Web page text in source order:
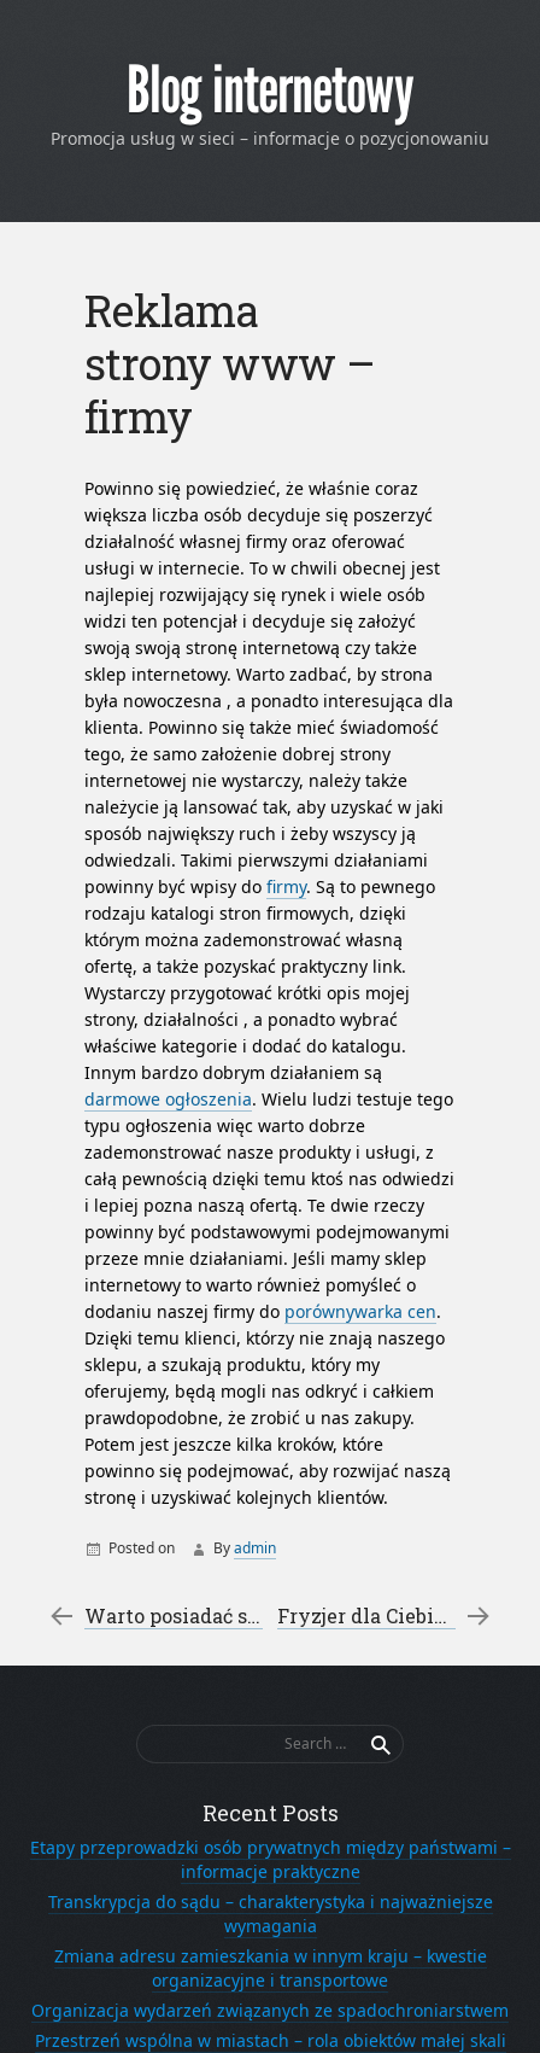
Blog internetowy
Promocja usług w sieci – informacje o pozycjonowaniu
Reklama
strony www –
firmy
Powinno się powiedzieć, że właśnie coraz
większa liczba osób decyduje się poszerzyć
działalność własnej firmy oraz oferować
usługi w internecie. To w chwili obecnej jest
najlepiej rozwijający się rynek i wiele osób
widzi ten potencjał i decyduje się założyć
swoją swoją stronę internetową czy także
sklep internetowy. Warto zadbać, by strona
była nowoczesna , a ponadto interesująca dla
klienta. Powinno się także mieć świadomość
tego, że samo założenie dobrej strony
internetowej nie wystarczy, należy także
należycie ją lansować tak, aby uzyskać w jaki
sposób największy ruch i żeby wszyscy ją
odwiedzali. Takimi pierwszymi działaniami
powinny być wpisy do firmy. Są to pewnego
rodzaju katalogi stron firmowych, dzięki
którym można zademonstrować własną
ofertę, a także pozyskać praktyczny link.
Wystarczy przygotować krótki opis mojej
strony, działalności , a ponadto wybrać
właściwe kategorie i dodać do katalogu.
Innym bardzo dobrym działaniem są
darmowe ogłoszenia. Wielu ludzi testuje tego
typu ogłoszenia więc warto dobrze
zademonstrować nasze produkty i usługi, z
całą pewnością dzięki temu ktoś nas odwiedzi
i lepiej pozna naszą ofertą. Te dwie rzeczy
powinny być podstawowymi podejmowanymi
przeze mnie działaniami. Jeśli mamy sklep
internetowy to warto również pomyśleć o
dodaniu naszej firmy do porównywarka cen.
Dzięki temu klienci, którzy nie znają naszego
sklepu, a szukają produktu, który my
oferujemy, będą mogli nas odkryć i całkiem
prawdopodobne, że zrobić u nas zakupy.
Potem jest jeszcze kilka kroków, które
powinno się podejmować, aby rozwijać naszą
stronę i uzyskiwać kolejnych klientów.
Posted on Byadmin
Post navigation
←
Warto posiadać stronę www – tworzenie stron internetowych Fryzjer dla Ciebie – fryzjerzy Poznań
Search
for:
Recent Posts
Etapy przeprowadzki osób prywatnych między państwami –
informacje praktyczne
Transkrypcja do sądu – charakterystyka i najważniejsze
wymagania
Zmiana adresu zamieszkania w innym kraju – kwestie
organizacyjne i transportowe
Organizacja wydarzeń związanych ze spadochroniarstwem
Przestrzeń wspólna w miastach – rola obiektów małej skali